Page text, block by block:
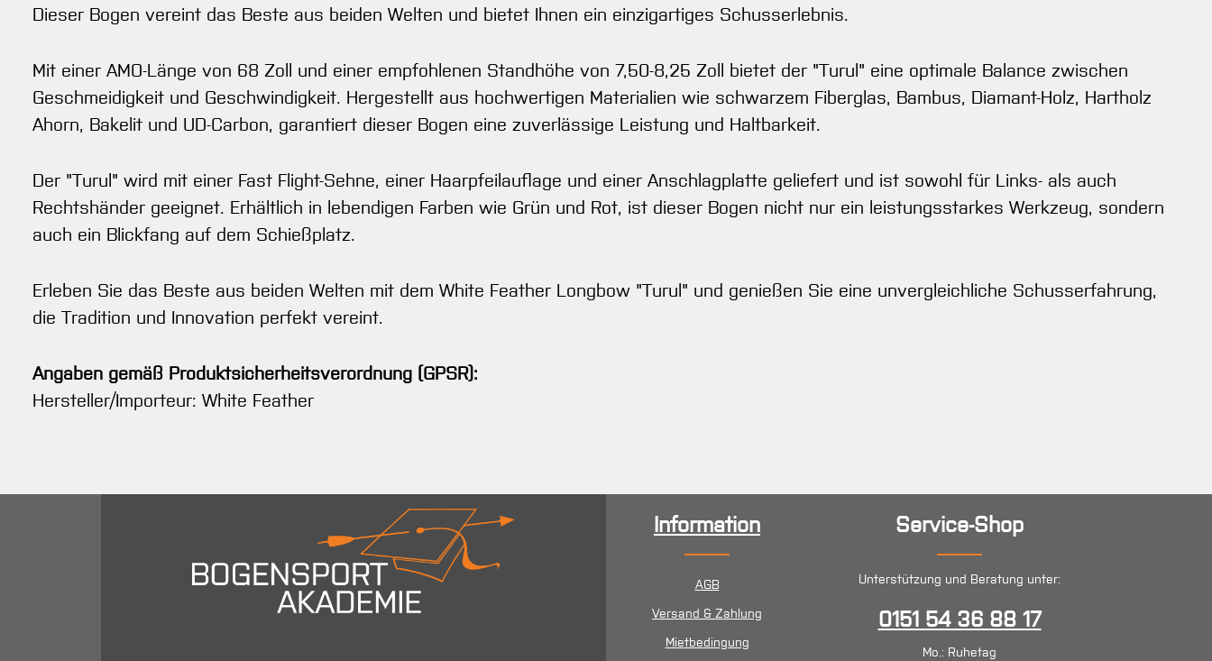
Dieser Bogen vereint das Beste aus beiden Welten und bietet Ihnen ein einzigartiges Schusserlebnis.
Mit einer AMO-Länge von 68 Zoll und einer empfohlenen Standhöhe von 7,50-8,25 Zoll bietet der "Turul" eine optimale Balance zwischen
Geschmeidigkeit und Geschwindigkeit. Hergestellt aus hochwertigen Materialien wie schwarzem Fiberglas, Bambus, Diamant-Holz, Hartholz
Ahorn, Bakelit und UD-Carbon, garantiert dieser Bogen eine zuverlässige Leistung und Haltbarkeit.
Der "Turul" wird mit einer Fast Flight-Sehne, einer Haarpfeilauflage und einer Anschlagplatte geliefert und ist sowohl für Links- als auch
Rechtshänder geeignet. Erhältlich in lebendigen Farben wie Grün und Rot, ist dieser Bogen nicht nur ein leistungsstarkes Werkzeug, sondern
auch ein Blickfang auf dem Schießplatz.
Erleben Sie das Beste aus beiden Welten mit dem White Feather Longbow "Turul" und genießen Sie eine unvergleichliche Schusserfahrung,
die Tradition und Innovation perfekt vereint.
Angaben gemäß Produktsicherheitsverordnung (GPSR):
Hersteller/Importeur: White Feather
Information
AGB
Versand & Zahlung
Mietbedingung
Service-Shop
Unterstützung und Beratung unter:
0151 54 36 88 17
Mo.: Ruhetag